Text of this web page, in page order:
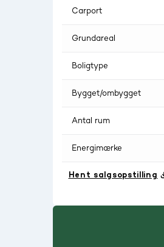
Carport
Grundareal
Boligtype
Bygget/ombygget
Antal rum
Energimærke
Hent salgsopstilling